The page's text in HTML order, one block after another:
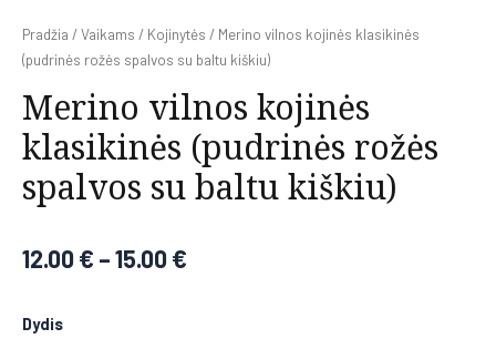
Pradžia /Vaikams / Kojinytės / Merino vilnos kojinės klasikinės
(pudrinės rožės spalvos su baltu kiškiu)
Merino vilnos kojinės
klasikinės (pudrinės rožės
spalvos su baltu kiškiu)
12.00€ –15.00€
Dydis